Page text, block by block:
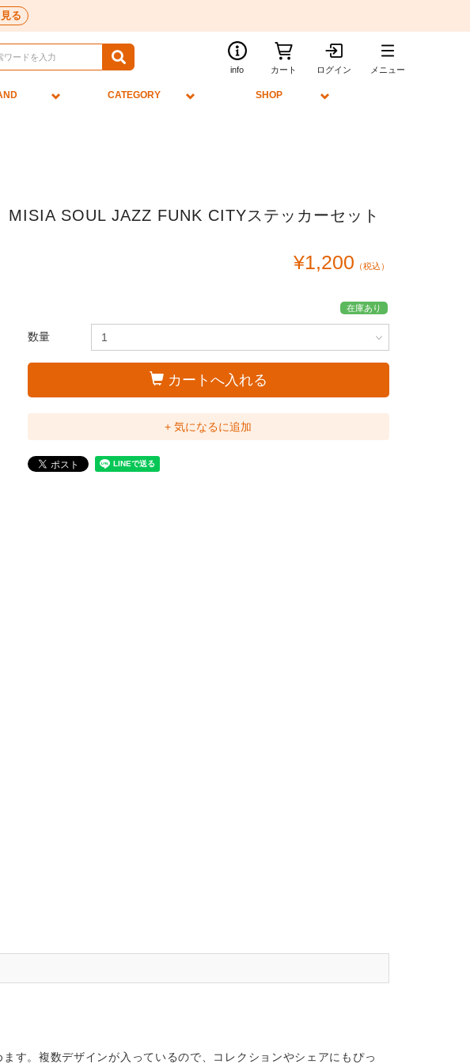
る
info カート ログイン メニュー
CATEGORY SHOP
MISIA SOUL JAZZ FUNK CITYステッカーセット
¥1,200 （税込）
在庫あり
数量
カートへ入れる
+ 気になるに追加
す。複数デザインが入っているので、コレクションやシェアにもぴっ